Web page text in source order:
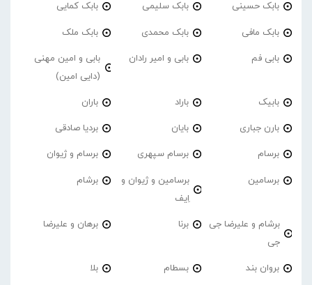
بابک حسینی بابک سلیمی بابک کمایی
بابک مافی بابک محمدی بابک ملک
بابی فم بابی و امیر رادان
بابی و امین مهنی
(دایی امین)
بابیک باراد باران
بارن جباری بایان بردیا صادقی
برسام برسام سپهری برسام و ژیوان
برسامین
برسامین و ژیوان و
اِیف
برشام
برشام و علیرضا جی
جی
برنا برهان و علیرضا
بروان بند بسطام بلا